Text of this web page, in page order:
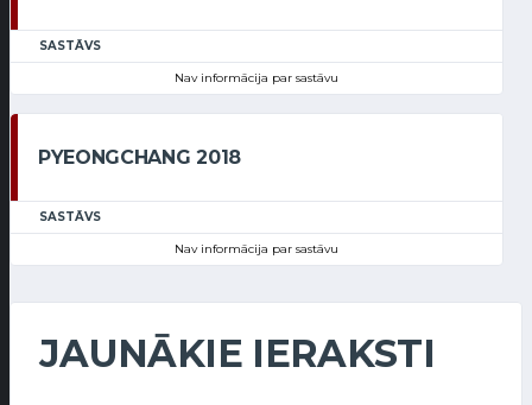
SASTĀVS
Nav informācija par sastāvu
PYEONGCHANG 2018
SASTĀVS
Nav informācija par sastāvu
JAUNĀKIE IERAKSTI